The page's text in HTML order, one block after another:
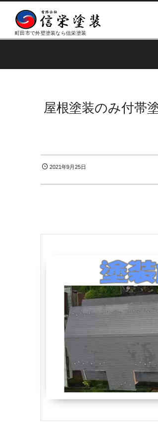
町田市で外壁塗装なら信栄塗装
屋根塗装のみ付帯
2021年9月25日